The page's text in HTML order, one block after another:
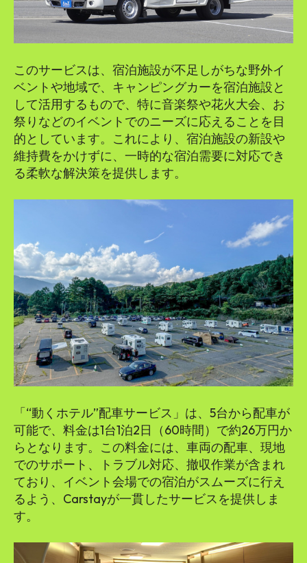
このサービスは、宿泊施設が不足しがちな野外イ
ベントや地域で、キャンピングカーを宿泊施設と
して活用するもので、特に音楽祭や花火大会、お
祭りなどのイベントでのニーズに応えることを目
的としています。これにより、宿泊施設の新設や
維持費をかけずに、一時的な宿泊需要に対応でき
る柔軟な解決策を提供します。
「“動くホテル”配車サービス」は、5台から配車が
可能で、料金は1台1泊2日（60時間）で約26万円か
らとなります。この料金には、車両の配車、現地
でのサポート、トラブル対応、撤収作業が含まれ
ており、イベント会場での宿泊がスムーズに行え
るよう、Carstayが一貫したサービスを提供しま
す。